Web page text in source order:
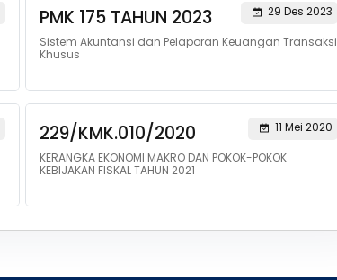
PMK 175 TAHUN 2023
29 Des 2023
Sistem Akuntansi dan Pelaporan Keuangan Transaksi
Khusus
229/KMK.010/2020
11 Mei 2020
KERANGKA EKONOMI MAKRO DAN POKOK-POKOK
KEBIJAKAN FISKAL TAHUN 2021